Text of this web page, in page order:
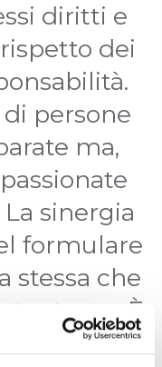
diritti e
dei
persone
ma,
sinergia
formulare
stessa che
team. È
segreto